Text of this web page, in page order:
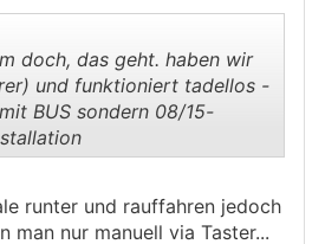
..
doch, das geht. haben wir
und funktioniert tadellos -
BUS sondern 08/15-
runter und rauffahren jedoch
man nur manuell via Taster...